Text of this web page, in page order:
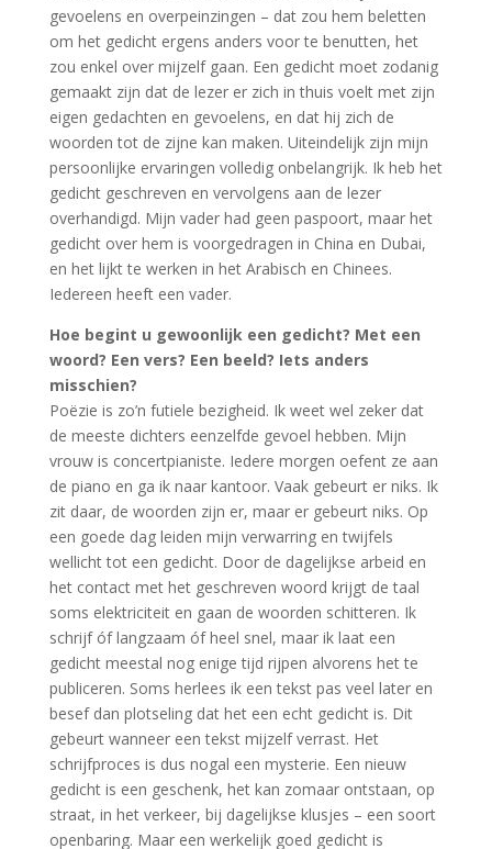
gevoelens en overpeinzingen – dat zou hem beletten
om het gedicht ergens anders voor te benutten, het
zou enkel over mijzelf gaan. Een gedicht moet zodanig
gemaakt zijn dat de lezer er zich in thuis voelt met zijn
eigen gedachten en gevoelens, en dat hij zich de
woorden tot de zijne kan maken. Uiteindelijk zijn mijn
persoonlijke ervaringen volledig onbelangrijk. Ik heb het
gedicht geschreven en vervolgens aan de lezer
overhandigd. Mijn vader had geen paspoort, maar het
gedicht over hem is voorgedragen in China en Dubai,
en het lijkt te werken in het Arabisch en Chinees.
Iedereen heeft een vader.
Hoe begint u gewoonlijk een gedicht? Met een
woord? Een vers? Een beeld? Iets anders
misschien?
Poëzie is zo’n futiele bezigheid. Ik weet wel zeker dat
de meeste dichters eenzelfde gevoel hebben. Mijn
vrouw is concertpianiste. Iedere morgen oefent ze aan
de piano en ga ik naar kantoor. Vaak gebeurt er niks. Ik
zit daar, de woorden zijn er, maar er gebeurt niks. Op
een goede dag leiden mijn verwarring en twijfels
wellicht tot een gedicht. Door de dagelijkse arbeid en
het contact met het geschreven woord krijgt de taal
soms elektriciteit en gaan de woorden schitteren. Ik
schrijf óf langzaam óf heel snel, maar ik laat een
gedicht meestal nog enige tijd rijpen alvorens het te
publiceren. Soms herlees ik een tekst pas veel later en
besef dan plotseling dat het een echt gedicht is. Dit
gebeurt wanneer een tekst mijzelf verrast. Het
schrijfproces is dus nogal een mysterie. Een nieuw
gedicht is een geschenk, het kan zomaar ontstaan, op
straat, in het verkeer, bij dagelijkse klusjes – een soort
openbaring. Maar een werkelijk goed gedicht is